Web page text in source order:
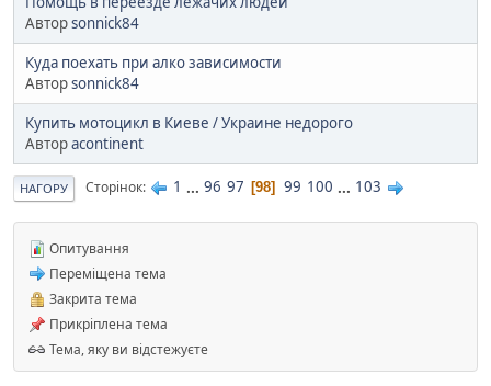
Авторsonnick84
Куда поехать при алко зависимости
Авторsonnick84
Купить мотоцикл в Киеве / Украине недорого
Авторacontinent
НАГОРУ Сторінок 1 ... 96 97 98 99 100 ... 103
Опитування
Переміщена тема
Закрита тема
Прикріплена тема
Тема, яку ви відстежуєте